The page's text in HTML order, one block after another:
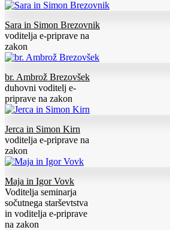
Sara in Simon Brezovnik
voditelja e-priprave na
zakon
br. Ambrož Brezovšek
duhovni voditelj e-
priprave na zakon
Jerca in Simon Kirn
voditelja e-priprave na
zakon
Maja in Igor Vovk
Voditelja seminarja
sočutnega starševtstva
in voditelja e-priprave
na zakon